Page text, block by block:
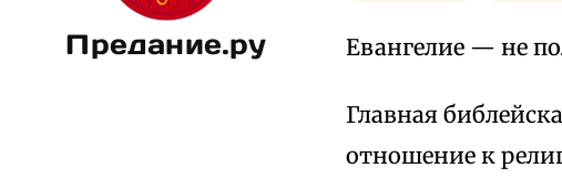
Предание.ру Евангелие — не
Главная
отношение к